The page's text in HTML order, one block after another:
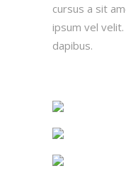
cursus a sit
ipsum vel
dapibus.